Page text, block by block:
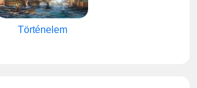
Történelem